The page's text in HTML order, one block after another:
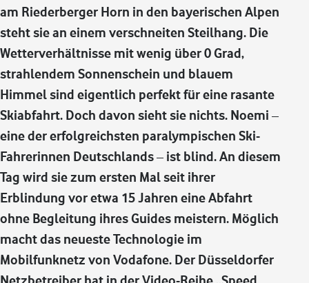
am Riederberger Horn in den bayerischen Alpen
steht sie an einem verschneiten Steilhang. Die
Wetterverhältnisse mit wenig über 0 Grad,
strahlendem Sonnenschein und blauem
Himmel sind eigentlich perfekt für eine rasante
Skiabfahrt. Doch davon sieht sie nichts. Noemi –
eine der erfolgreichsten paralympischen Ski-
Fahrerinnen Deutschlands – ist blind. An diesem
Tag wird sie zum ersten Mal seit ihrer
Erblindung vor etwa 15 Jahren eine Abfahrt
ohne Begleitung ihres Guides meistern. Möglich
macht das neueste Technologie im
Mobilfunknetz von Vodafone. Der Düsseldorfer